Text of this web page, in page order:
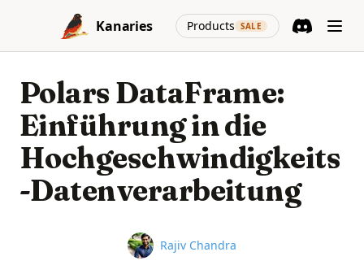
Skip to content
Kanaries
Products SALE
(opens in a
Polars DataFrame:
Einführung in die
Hochgeschwindigkeits
-Datenverarbeitung
Name
Rajiv Chandra